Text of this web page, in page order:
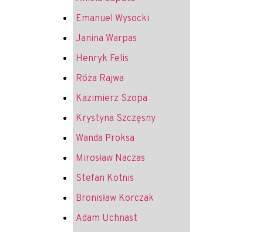
Emanuel Wysocki
Janina Warpas
Henryk Felis
Róża Rajwa
Kazimierz Szopa
Krystyna Szczęsny
Wanda Proksa
Mirosław Naczas
Stefan Kotnis
Bronisław Korczak
Adam Uchnast